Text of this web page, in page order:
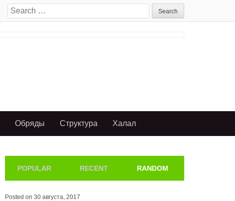
Search
for:
Обряды Структура Халал
POPULAR RECENT RANDOM
Posted on 30 августа, 2017